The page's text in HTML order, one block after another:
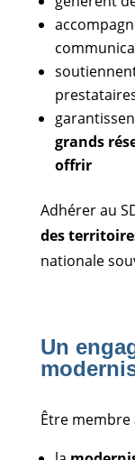
grands
offrir
Adhérer au
des
nationale
Un
Être membre